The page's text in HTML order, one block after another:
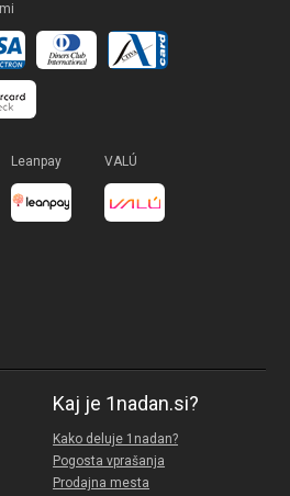
Leanpay VALÚ
Kaj je 1nadan.si?
Kako deluje 1nadan?
Pogosta vprašanja
Prodajna mesta